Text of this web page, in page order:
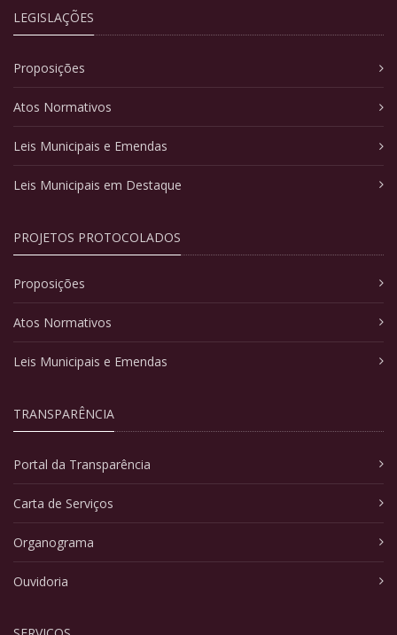
LEGISLAÇÕES
Proposições
Atos Normativos
Leis Municipais e Emendas
Leis Municipais em Destaque
PROJETOS PROTOCOLADOS
Proposições
Atos Normativos
Leis Municipais e Emendas
TRANSPARÊNCIA
Portal da Transparência
Carta de Serviços
Organograma
Ouvidoria